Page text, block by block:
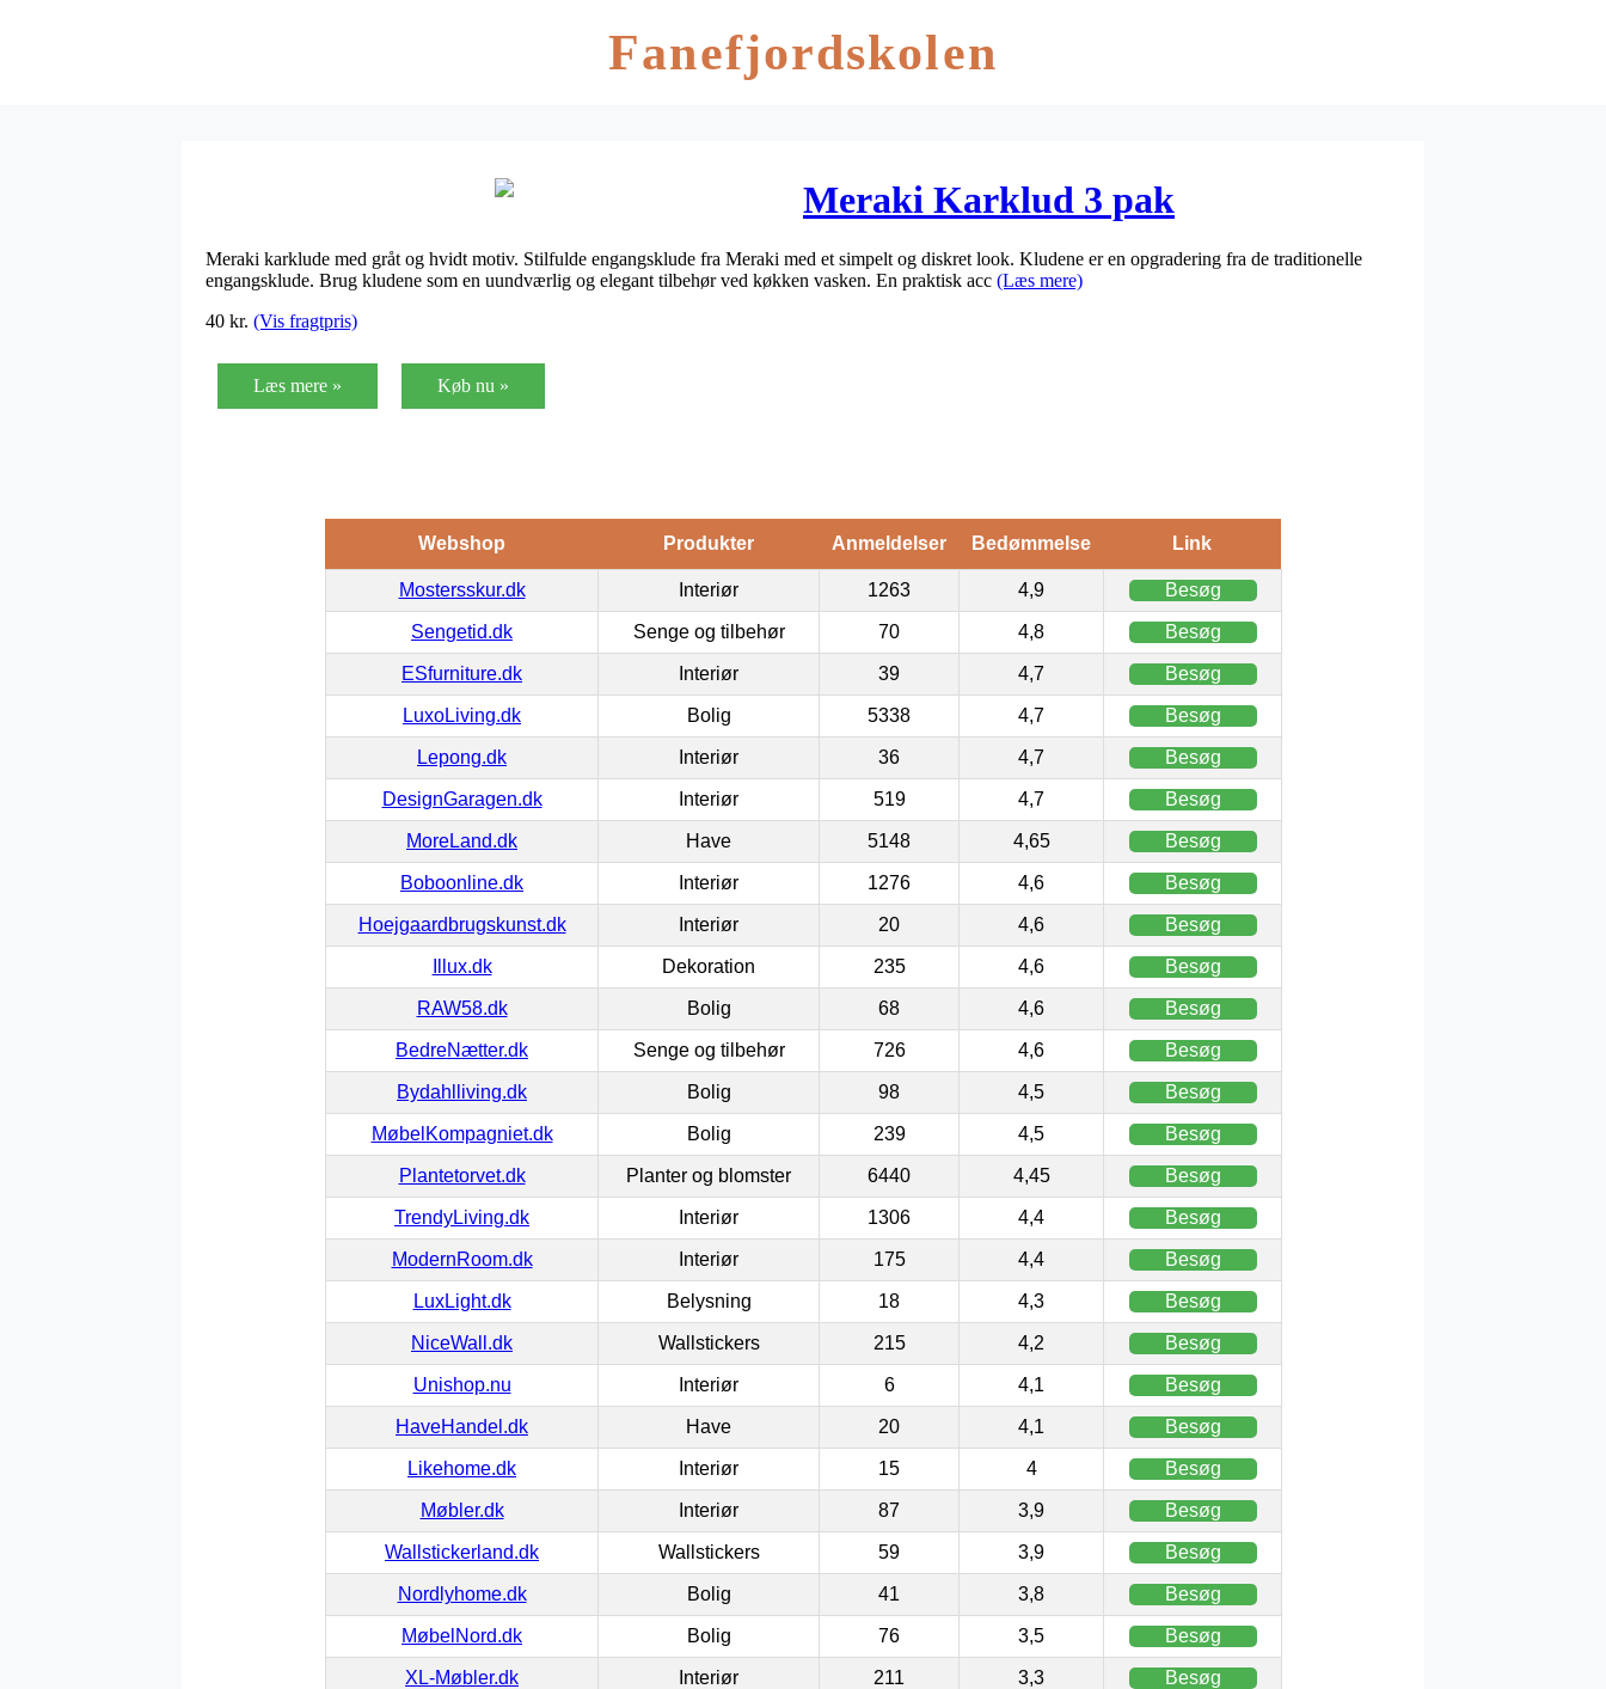
Fanefjordskolen
Meraki Karklud 3 pak
Meraki karklude med gråt og hvidt motiv. Stilfulde engangsklude fra Meraki med et simpelt og diskret look. Kludene er en opgradering fra de traditionelle
engangsklude. Brug kludene som en uundværlig og elegant tilbehør ved køkken vasken. En praktisk acc (Læs mere)
40 kr. (Vis fragtpris)
Læs mere » Køb nu »
Webshop Produkter Anmeldelser Bedømmelse Link
Mostersskur.dk Interiør 1263 4,9 Besøg
Sengetid.dk Senge og tilbehør 70 4,8 Besøg
ESfurniture.dk Interiør 39 4,7 Besøg
LuxoLiving.dk Bolig 5338 4,7 Besøg
Lepong.dk Interiør 36 4,7 Besøg
DesignGaragen.dk Interiør 519 4,7 Besøg
MoreLand.dk Have 5148 4,65 Besøg
Boboonline.dk Interiør 1276 4,6 Besøg
Hoejgaardbrugskunst.dk Interiør 20 4,6 Besøg
Illux.dk Dekoration 235 4,6 Besøg
RAW58.dk Bolig 68 4,6 Besøg
BedreNætter.dk Senge og tilbehør 726 4,6 Besøg
Bydahlliving.dk Bolig 98 4,5 Besøg
MøbelKompagniet.dk Bolig 239 4,5 Besøg
Plantetorvet.dk Planter og blomster 6440 4,45 Besøg
TrendyLiving.dk Interiør 1306 4,4 Besøg
ModernRoom.dk Interiør 175 4,4 Besøg
LuxLight.dk Belysning 18 4,3 Besøg
NiceWall.dk Wallstickers 215 4,2 Besøg
Unishop.nu Interiør 6 4,1 Besøg
HaveHandel.dk Have 20 4,1 Besøg
Likehome.dk Interiør 15 4 Besøg
Møbler.dk Interiør 87 3,9 Besøg
Wallstickerland.dk Wallstickers 59 3,9 Besøg
Nordlyhome.dk Bolig 41 3,8 Besøg
MøbelNord.dk Bolig 76 3,5 Besøg
XL-Møbler.dk Interiør 211 3,3 Besøg